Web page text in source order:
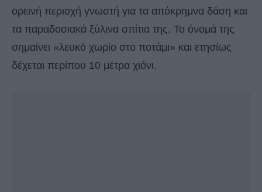
ορεινή περιοχή γνωστή για τα απόκρημνα δάση και
τα παραδοσιακά ξύλινα σπίτια της. Το όνομά της
σημαίνει «λευκό χωρίο στο ποτάμι» και ετησίως
δέχεται περίπου 10 μέτρα χιόνι.